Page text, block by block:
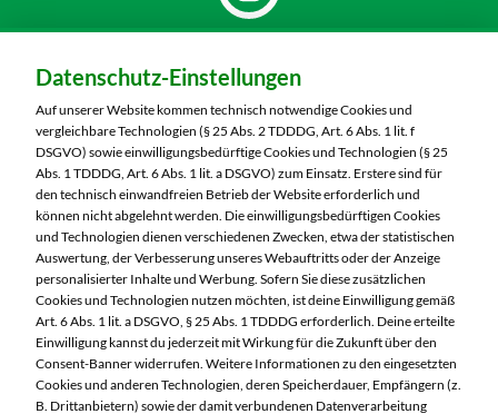
MARKTKAUF Nürnberg-Thon
Wilhelmshavener Straße 15
90425 Nürnberg
Telefon:0911 93460
Markt ändern
Öffnungszeiten diese Woche:
Mo:
07:00 – 20:00 Uhr
Di:
07:00 – 20:00 Uhr
Mi:
07:00 – 20:00 Uhr
Do:
07:00 – 20:00 Uhr
Datenschutz-Einstellungen
Auf unserer Website kommen technisch notwendige Cookies und
vergleichbare Technologien (§ 25 Abs. 2 TDDDG, Art. 6 Abs. 1 lit. f
DSGVO) sowie einwilligungsbedürftige Cookies und Technologien (§ 25
Abs. 1 TDDDG, Art. 6 Abs. 1 lit. a DSGVO) zum Einsatz. Erstere sind für
den technisch einwandfreien Betrieb der Website erforderlich und
können nicht abgelehnt werden. Die einwilligungsbedürftigen Cookies
und Technologien dienen verschiedenen Zwecken, etwa der statistischen
Auswertung, der Verbesserung unseres Webauftritts oder der Anzeige
personalisierter Inhalte und Werbung. Sofern Sie diese zusätzlichen
Cookies und Technologien nutzen möchten, ist deine Einwilligung gemäß
Art. 6 Abs. 1 lit. a DSGVO, § 25 Abs. 1 TDDDG erforderlich. Deine erteilte
Einwilligung kannst du jederzeit mit Wirkung für die Zukunft über den
Consent-Banner widerrufen. Weitere Informationen zu den eingesetzten
Cookies und anderen Technologien, deren Speicherdauer, Empfängern (z.
B. Drittanbietern) sowie der damit verbundenen Datenverarbeitung